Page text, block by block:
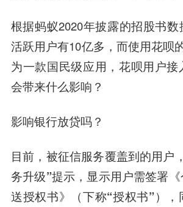
根据蚂蚁2020年披露的招股书数
活跃用户有10亿多，而使用花呗
为一款国民级应用，花呗用户
会带来什么影响？
影响银行放贷吗？
目前，被征信服务覆盖到的用户，
务升级”提示，显示用户需签署
送授权书》（下称“授权书”），